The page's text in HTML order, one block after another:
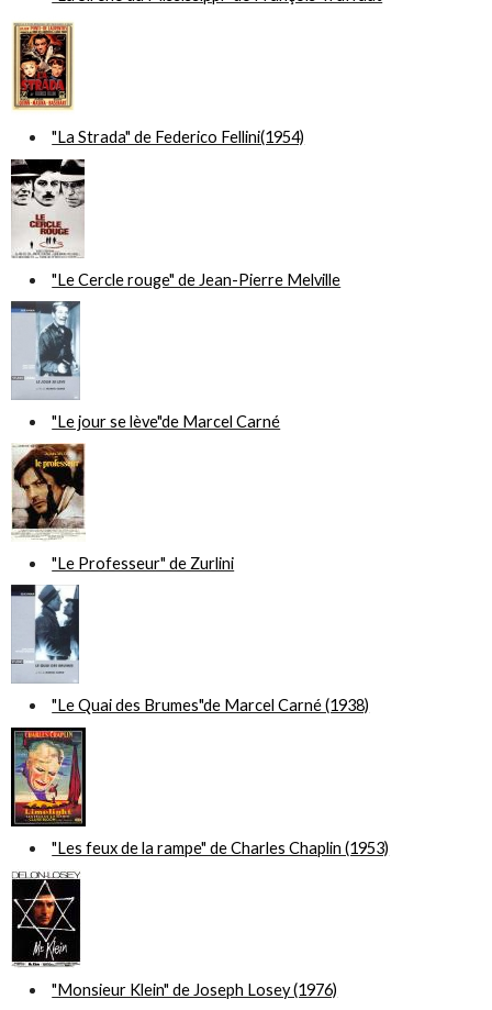
"La Strada" de Federico Fellini(1954)
"Le Cercle rouge" de Jean-Pierre Melville
"Le jour se lève"de Marcel Carné
"Le Professeur" de Zurlini
"Le Quai des Brumes"de Marcel Carné (1938)
"Les feux de la rampe" de Charles Chaplin (1953)
"Monsieur Klein" de Joseph Losey (1976)